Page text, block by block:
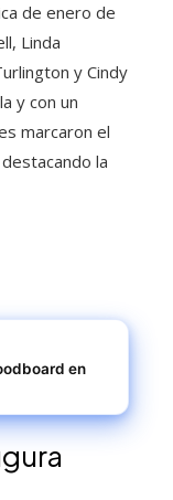
de enero de
Linda
y Cindy
y con un
marcaron el
la
en